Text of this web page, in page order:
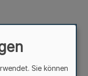
Sie können